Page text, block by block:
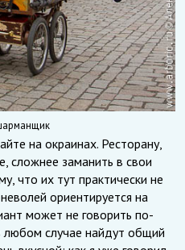
на окраинах. Ресторану,
сложнее заманить в свои
что их тут практически не
ориентируется на
может не говорить по-
любом случае найдут общий